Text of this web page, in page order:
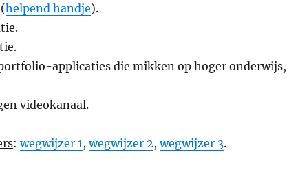
helpend handje).
applicaties die mikken op hoger onderwijs,
videokanaal.
:wegwijzer 1 ,wegwijzer 2,wegwijzer 3.